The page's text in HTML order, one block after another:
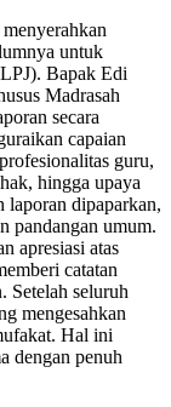
untuk
Bapak Edi
Madrasah
secara
capaian
guru,
hingga upaya
laporan dipaparkan,
pandangan umum.
apresiasi atas
catatan
Setelah seluruh
mengesahkan
Hal ini
dengan penuh